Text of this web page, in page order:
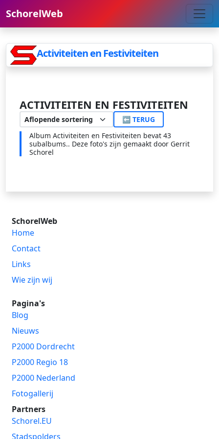
SchorelWeb
Activiteiten en Festiviteiten
ACTIVITEITEN EN FESTIVITEITEN
⬅ TERUG
Album Activiteiten en Festiviteiten bevat 43
subalbums.. Deze foto's zijn gemaakt door Gerrit
Schorel
SchorelWeb
Home
Contact
Links
Wie zijn wij
Pagina's
Blog
Nieuws
P2000 Dordrecht
P2000 Regio 18
P2000 Nederland
Fotogallerij
Partners
Schorel.EU
Stadspolders